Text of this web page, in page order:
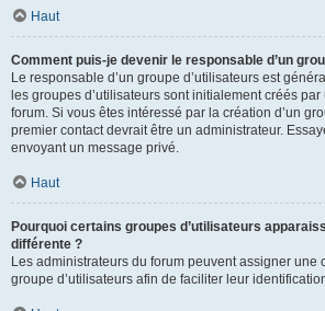
Haut
Comment puis-je devenir le responsable d’un
Le responsable d’un groupe d’utilisateurs est
les groupes d’utilisateurs sont initialement créés
forum. Si vous êtes intéressé par la création d’un
premier contact devrait être un administrateur.
envoyant un message privé.
Haut
Pourquoi certains groupes d’utilisateurs
différente ?
Les administrateurs du forum peuvent assigner une
groupe d’utilisateurs afin de faciliter leur